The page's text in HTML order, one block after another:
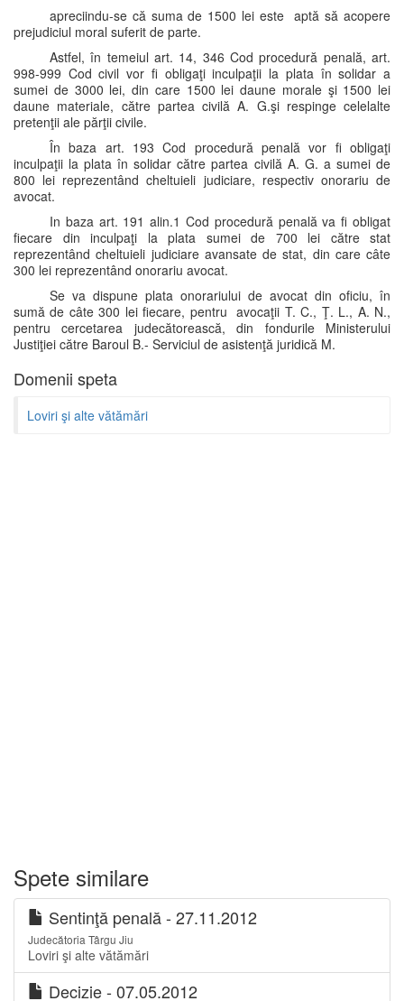
apreciindu-se că suma de 1500 lei este aptă să acopere
prejudiciul moral suferit de parte.
Astfel, în temeiul art. 14, 346 Cod procedură penală, art.
998-999 Cod civil vor fi obligaţi inculpaţii la plata în solidar a
sumei de 3000 lei, din care 1500 lei daune morale şi 1500 lei
daune materiale, către partea civilă A. G.şi respinge celelalte
pretenţii ale părţii civile.
În baza art. 193 Cod procedură penală vor fi obligaţi
inculpaţii la plata în solidar către partea civilă A. G. a sumei de
800 lei reprezentând cheltuieli judiciare, respectiv onorariu de
avocat.
In baza art. 191 alin.1 Cod procedură penală va fi obligat
fiecare din inculpaţi la plata sumei de 700 lei către stat
reprezentând cheltuieli judiciare avansate de stat, din care câte
300 lei reprezentând onorariu avocat.
Se va dispune plata onorariului de avocat din oficiu, în
sumă de câte 300 lei fiecare, pentru avocaţii T. C., Ţ. L., A. N.,
pentru cercetarea judecătorească, din fondurile Ministerului
Justiţiei către Baroul B.- Serviciul de asistenţă juridică M.
Domenii speta
Loviri şi alte vătămări
Spete similare
Sentinţă penală - 27.11.2012
Judecătoria Târgu Jiu
Loviri şi alte vătămări
Decizie - 07.05.2012